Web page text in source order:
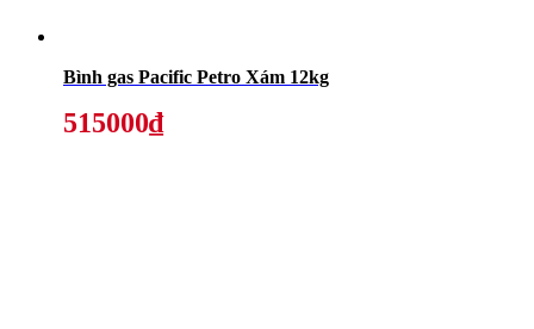
Bình gas Pacific Petro Xám 12kg
515000₫